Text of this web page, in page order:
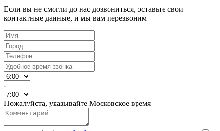
Если вы не смогли до нас дозвониться, оставьте свои
контактные данные, и мы вам перезвоним
-
Пожалуйста, указывайте Московское время